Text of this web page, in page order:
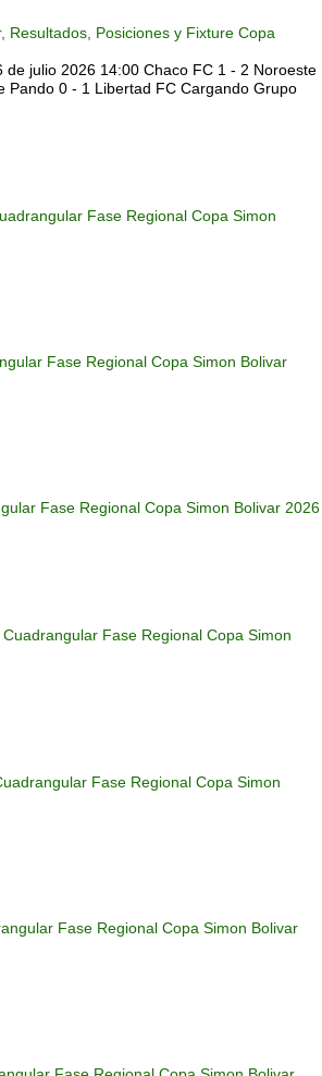
Resultados, Posiciones y Fixture Copa
de julio 2026 14:00 Chaco FC 1 - 2 Noroeste
Pando 0 - 1 Libertad FC Cargando Grupo
Fase Regional Copa Simon
Fase Regional Copa Simon Bolivar
Fase Regional Copa Simon Bolivar 2026
Fase Regional Copa Simon
Fase Regional Copa Simon
Fase Regional Copa Simon Bolivar